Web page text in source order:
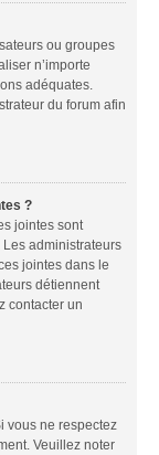
ou groupes
n’importe
adéquates.
du forum afin
?
jointes sont
administrateurs
jointes dans le
détiennent
contacter un
vous ne respectez
Veuillez noter